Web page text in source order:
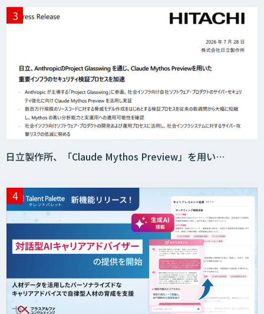
生成AIの業務活用は「Safe AI
スマート工場ソリューションkizkia-
Meter
Preferred Networks Visual Inspection
サテライトAI
音声・画像・動画データセット販売・収
日立製作所、「Claude Mythos Preview」を用い…